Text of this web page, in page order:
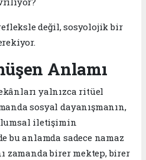
değil, sosyolojik bir
Anlamı
yalnızca ritüel
sosyal dayanışmanın,
iletişimin
bu anlamda sadece namaz
zamanda birer mektep, birer